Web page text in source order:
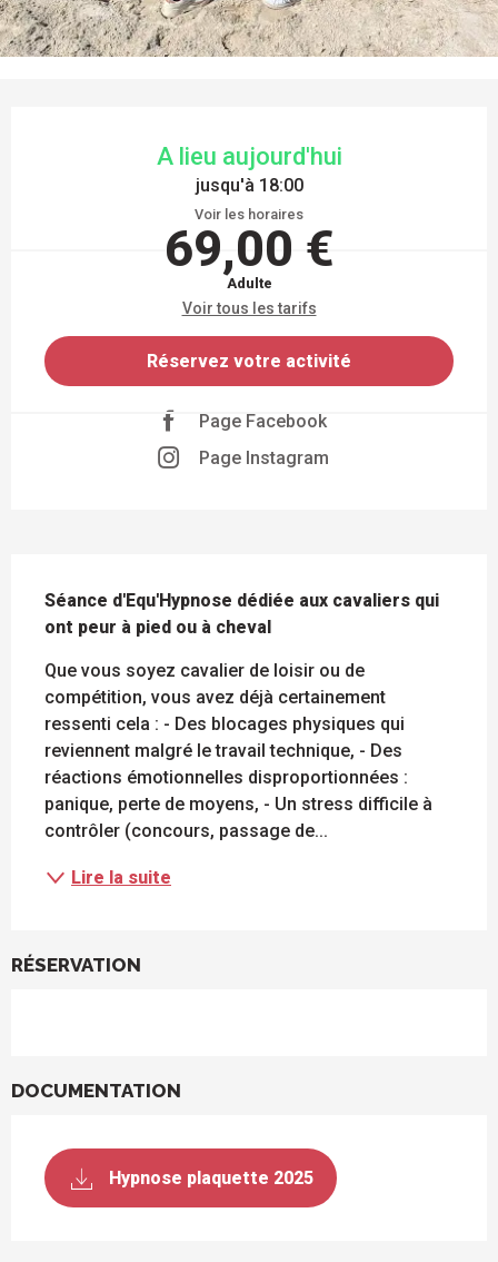
A lieu aujourd'hui
jusqu'à 18:00
Voir les horaires
69,00 €
Adulte
Voir tous les tarifs
Réservez votre activité
Page Facebook
Page Instagram
Séance d'Equ'Hypnose dédiée aux cavaliers qui
ont peur à pied ou à cheval
Que vous soyez cavalier de loisir ou de
compétition, vous avez déjà certainement
ressenti cela : - Des blocages physiques qui
reviennent malgré le travail technique, - Des
réactions émotionnelles disproportionnées :
panique, perte de moyens, - Un stress difficile à
contrôler (concours, passage de...
Lire la suite
RÉSERVATION
DOCUMENTATION
Hypnose plaquette 2025